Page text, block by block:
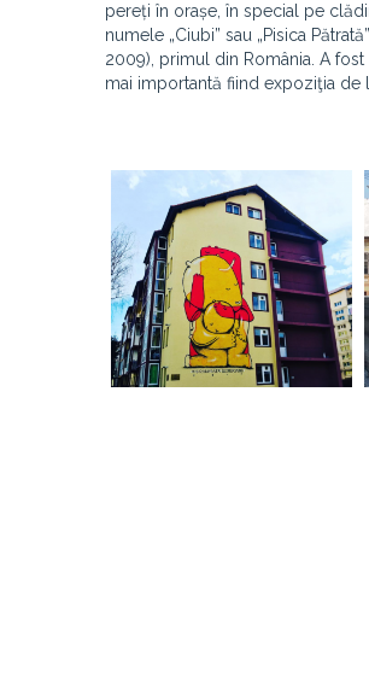
pereți în orașe, în special pe
numele „Ciubi” sau „Pisica
2009), primul din România. A fost
mai importantă fiind expoziţia de